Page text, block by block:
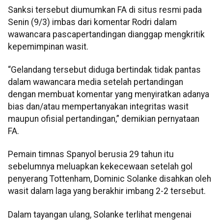
Sanksi tersebut diumumkan FA di situs resmi pada
Senin (9/3) imbas dari komentar Rodri dalam
wawancara pascapertandingan dianggap mengkritik
kepemimpinan wasit.
“Gelandang tersebut diduga bertindak tidak pantas
dalam wawancara media setelah pertandingan
dengan membuat komentar yang menyiratkan adanya
bias dan/atau mempertanyakan integritas wasit
maupun ofisial pertandingan,” demikian pernyataan
FA.
Pemain timnas Spanyol berusia 29 tahun itu
sebelumnya meluapkan kekecewaan setelah gol
penyerang Tottenham, Dominic Solanke disahkan oleh
wasit dalam laga yang berakhir imbang 2-2 tersebut.
Dalam tayangan ulang, Solanke terlihat mengenai